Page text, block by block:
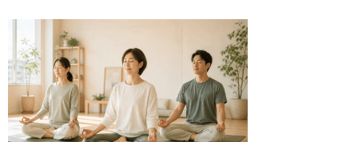
2021年6月
2021年5月
2021年4月
2021年3月